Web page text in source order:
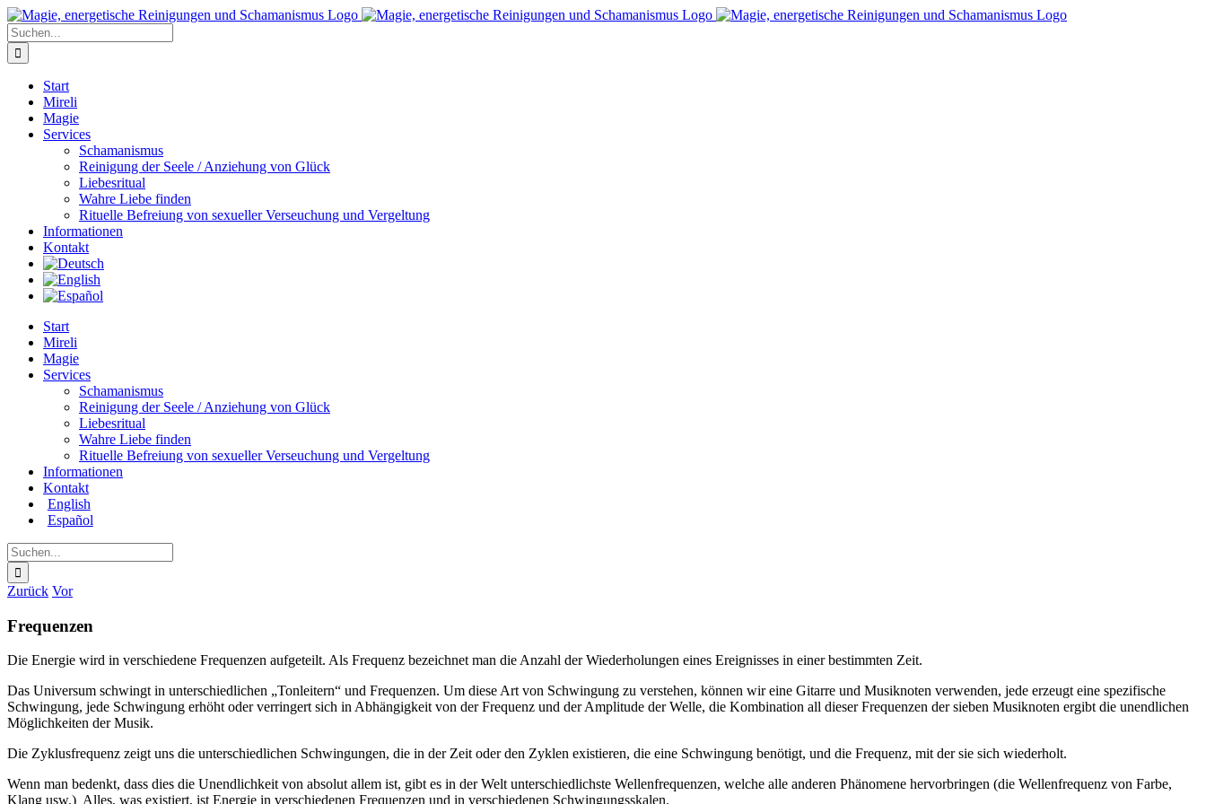
Zum
Inhalt
springen
Suche
nach:
Start
Mireli
Magie
Services
Schamanismus
Reinigung der Seele / Anziehung von Glück
Liebesritual
Wahre Liebe finden
Rituelle Befreiung von sexueller Verseuchung und Vergeltung
Informationen
Kontakt
Start
Mireli
Magie
Services
Schamanismus
Reinigung der Seele / Anziehung von Glück
Liebesritual
Wahre Liebe finden
Rituelle Befreiung von sexueller Verseuchung und Vergeltung
Informationen
Kontakt
English
Español
Suche
nach:
Zurück Vor
Frequenzen
Die Energie wird in verschiedene Frequenzen aufgeteilt. Als Frequenz bezeichnet man die Anzahl der Wiederholungen eines Ereignisses in einer bestimmten Zeit.
Das Universum schwingt in unterschiedlichen „Tonleitern“ und Frequenzen. Um diese Art von Schwingung zu verstehen, können wir eine Gitarre und Musiknoten verwenden, jede erzeugt eine spezifische
Schwingung, jede Schwingung erhöht oder verringert sich in Abhängigkeit von der Frequenz und der Amplitude der Welle, die Kombination all dieser Frequenzen der sieben Musiknoten ergibt die unendlichen
Möglichkeiten der Musik.
Die Zyklusfrequenz zeigt uns die unterschiedlichen Schwingungen, die in der Zeit oder den Zyklen existieren, die eine Schwingung benötigt, und die Frequenz, mit der sie sich wiederholt.
Wenn man bedenkt, dass dies die Unendlichkeit von absolut allem ist, gibt es in der Welt unterschiedlichste Wellenfrequenzen, welche alle anderen Phänomene hervorbringen (die Wellenfrequenz von Farbe,
Klang usw.) Alles, was existiert, ist Energie in verschiedenen Frequenzen und in verschiedenen Schwingungsskalen.